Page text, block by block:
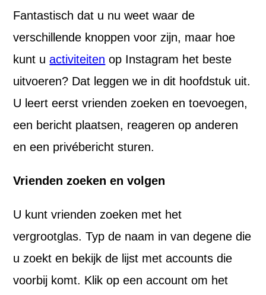
Fantastisch dat u nu weet waar de
verschillende knoppen voor zijn, maar hoe
kunt uactiviteiten op Instagram het beste
uitvoeren? Dat leggen we in dit hoofdstuk uit.
U leert eerst vrienden zoeken en toevoegen,
een bericht plaatsen, reageren op anderen
en een privébericht sturen.
Vrienden zoeken en volgen
U kunt vrienden zoeken met het
vergrootglas. Typ de naam in van degene die
u zoekt en bekijk de lijst met accounts die
voorbij komt. Klik op een account om het